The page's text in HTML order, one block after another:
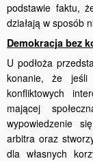
podstawie faktu,
działają w sposób
Demokracja bez
U podłoża
konanie, że jeśli
konfliktowych
mającej
wypowiedzenie
arbitra oraz
dla własnych